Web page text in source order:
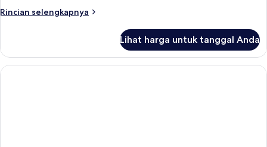
Double
Rincian selengkapnya
Rincian
Kamar,
Tempat
Lihat harga untuk tanggal Anda